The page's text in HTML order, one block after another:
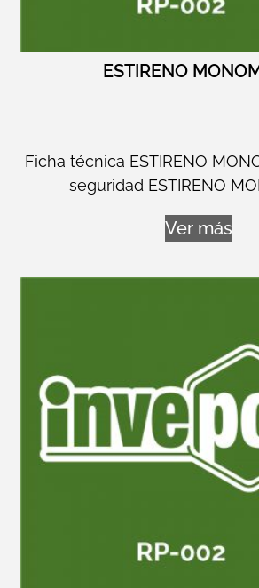
ESTIRENO
Ficha técnica ESTIRENO
seguridad ESTIRENO
Ver más